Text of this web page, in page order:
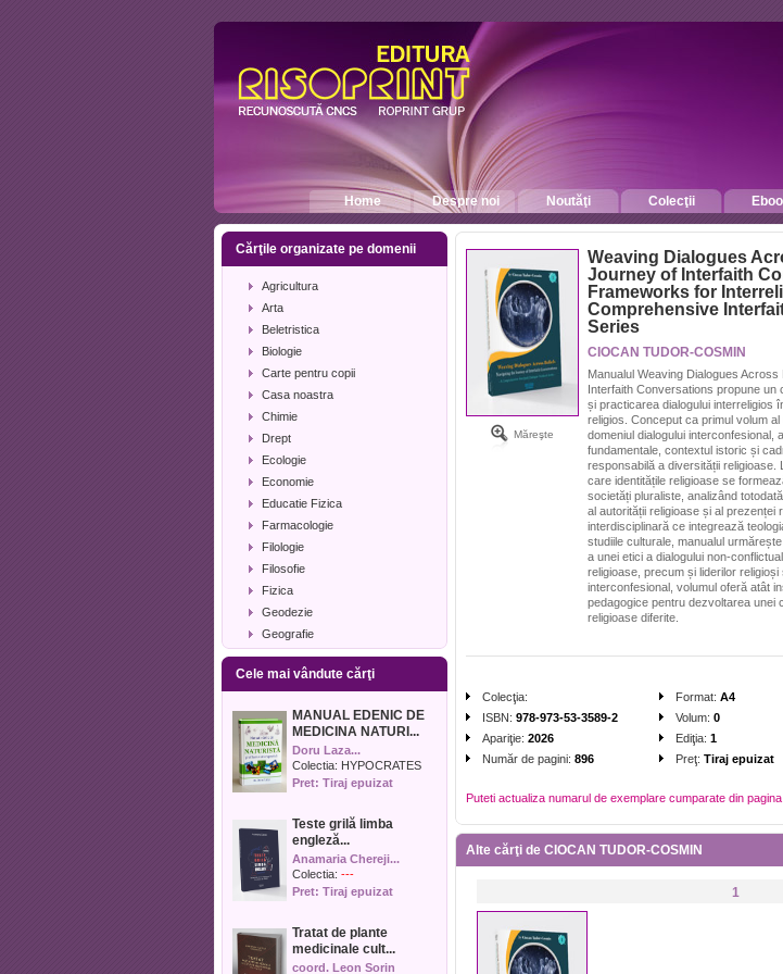
Home Despre noi Noutăţi Colecţii
Cărţile organizate pe domenii
Agricultura
Arta
Beletristica
Biologie
Carte pentru copii
Casa noastra
Chimie
Drept
Ecologie
Economie
Educatie Fizica
Farmacologie
Filologie
Filosofie
Fizica
Geodezie
Geografie
Geologie
Industrie alimentara
Istorie
Istorie literara
Lexicologie
Management
Matematica
Media
Medicina umana
Medicina veterinara
Muzica
Pedagogie
Cele mai vândute cărţi
MANUAL EDENIC DE
MEDICINA NATURI...
Doru Laza...
Colectia: HYPOCRATES
Pret: Tiraj epuizat
Teste grilă limba
engleză...
Anamaria Chereji...
Colectia: ---
Pret: Tiraj epuizat
Tratat de plante
medicinale cult...
coord. Leon Sorin
Măreşte
Weaving Dialogues
Journey of Interfaith
Frameworks for
Comprehensive
Series
CIOCAN TUDOR-COSMIN
Manualul Weaving Dialogues
Interfaith Conversations propune un
și practicarea dialogului interreligios
religios. Conceput ca primul volum
domeniul dialogului interconfesional,
fundamentale, contextul istoric și
responsabilă a diversității
care identitățile religioase se
societăți pluraliste, analizând
al autorității religioase și al prezenței
interdisciplinară ce integrează
studiile culturale, manualul
a unei etici a dialogului non-
religioase, precum și liderilor
interconfesional, volumul oferă atât
pedagogice pentru dezvoltarea unei
religioase diferite.
Colecţia:
ISBN: 978-973-53-3589-2
Apariţie: 2026
Număr de pagini: 896
Format: A4
Volum: 0
Ediţia: 1
Preţ: Tiraj epuizat
Puteti actualiza numarul de exemplare cumparate din pagina
Alte cărţi de CIOCAN TUDOR-COSMIN
1